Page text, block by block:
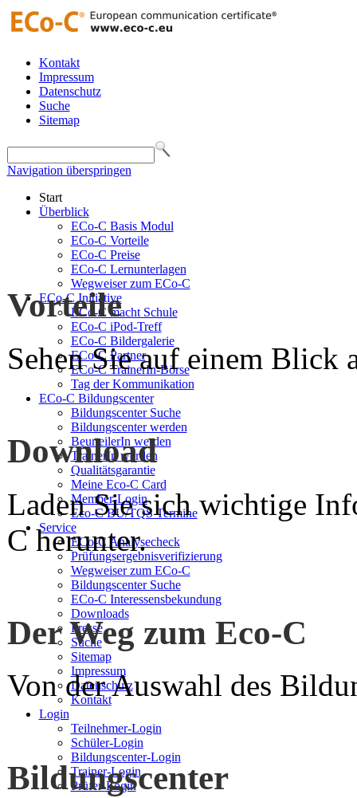
Kontakt
Impressum
Datenschutz
Suche
Sitemap
Navigation überspringen
Start
Überblick
ECo-C Basis Modul
ECo-C Vorteile
ECo-C Preise
ECo-C Lernunterlagen
Wegweiser zum ECo-C
ECo-C Initiative
ECo-C macht Schule
ECo-C iPod-Treff
ECo-C Bildergalerie
ECo-C Partner
ECo-C TrainerIn-Börse
Tag der Kommunikation
ECo-C Bildungscenter
Bildungscenter Suche
Bildungscenter werden
BeurteilerIn werden
TrainerIn werden
Qualitätsgarantie
Meine Eco-C Card
Member-Login
Eco-C BU/TQS Termine
Service
ECo-C Analysecheck
Prüfungsergebnisverifizierung
Wegweiser zum ECo-C
Bildungscenter Suche
ECo-C Interessensbekundung
Downloads
Presse
Suche
Sitemap
Impressum
Datenschutz
Kontakt
Login
Teilnehmer-Login
Schüler-Login
Bildungscenter-Login
Trainer-Login
Prüfer-Login
Vorteile
Sehen Sie auf einem Blick
Download
Laden Sie sich wichtige
C herunter.
Der Weg zum Eco-C
Von der Auswahl des
Bildungscenter